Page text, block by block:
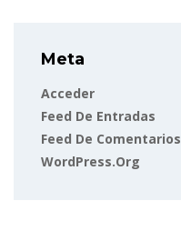
Meta
Acceder
Feed De Entradas
Feed De Comentarios
WordPress.org